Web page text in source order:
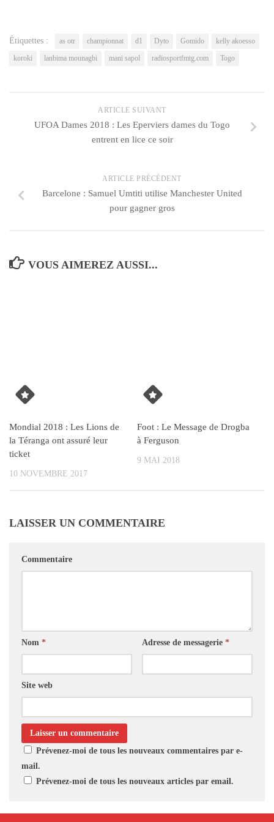
Étiquettes : as otr championnat d1 Dyto Gomido
kelly akoesso
koroki
lanbima mounagbi mani sapol radiosportfmtg.com Togo
ARTICLE SUIVANT
UFOA Dames 2018 : Les Eperviers dames du Togo
entrent en lice ce soir
ARTICLE PRÉCÉDENT
Barcelone : Samuel Umtiti utilise Manchester United
pour gagner gros
VOUS AIMEREZ AUSSI...
Mondial 2018 : Les Lions de
la Téranga ont assuré leur
ticket
10 NOVEMBRE 2017
Foot : Le Message de Drogba
à Ferguson
9 MAI 2018
LAISSER UN COMMENTAIRE
Commentaire
Nom * Adresse de messagerie *
Site web
Prévenez-moi de tous les nouveaux commentaires par e-
mail.
Prévenez-moi de tous les nouveaux articles par email.